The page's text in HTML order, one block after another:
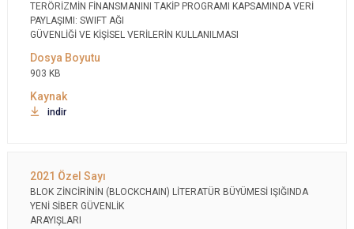
TERÖRİZMİN FİNANSMANINI TAKİP PROGRAMI KAPSAMINDA VERİ
PAYLAŞIMI: SWIFT AĞI
GÜVENLİĞİ VE KİŞİSEL VERİLERİN KULLANILMASI
903 KB
indir
BLOK ZİNCİRİNİN (BLOCKCHAIN) LİTERATÜR BÜYÜMESİ IŞIĞINDA
YENİ SİBER GÜVENLİK
ARAYIŞLARI